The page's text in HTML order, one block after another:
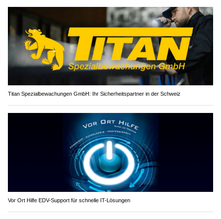
Titan Spezialbewachungen GmbH: Ihr Sicherheitspartner in der Schweiz
Vor Ort Hilfe EDV-Support für schnelle IT-Lösungen